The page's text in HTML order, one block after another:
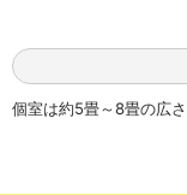
個室は約5畳～8畳の広